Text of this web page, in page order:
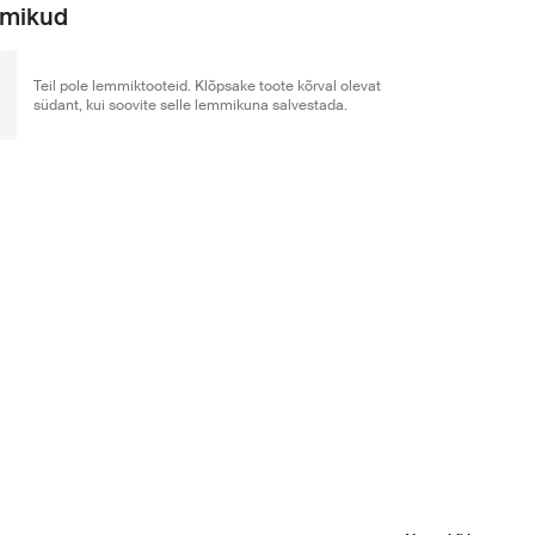
Teil pole lemmiktooteid. Klõpsake toote kõrval olevat
südant, kui soovite selle lemmikuna salvestada.